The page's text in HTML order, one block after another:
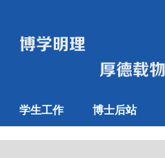
学生工作 博士后站